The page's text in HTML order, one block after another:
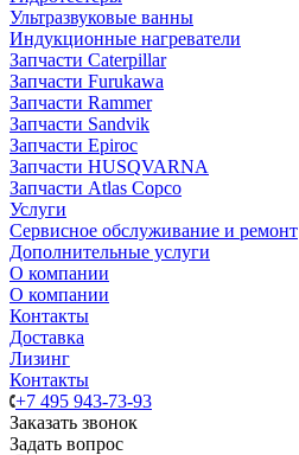
Ультразвуковые ванны
Индукционные нагреватели
Запчасти Caterpillar
Запчасти Furukawa
Запчасти Rammer
Запчасти Sandvik
Запчасти Epiroc
Запчасти HUSQVARNA
Запчасти Atlas Copco
Услуги
Сервисное обслуживание и ремонт
Дополнительные услуги
О компании
О компании
Контакты
Доставка
Лизинг
Контакты
+7 495 943-73-93
Заказать звонок
Задать вопрос